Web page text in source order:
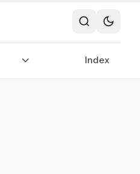
Index